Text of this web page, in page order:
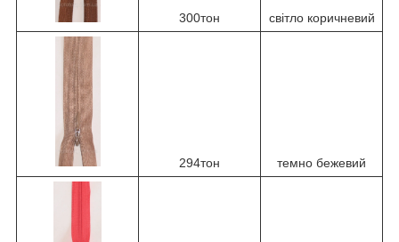
300тон світло коричневий
294тон темно бежевий